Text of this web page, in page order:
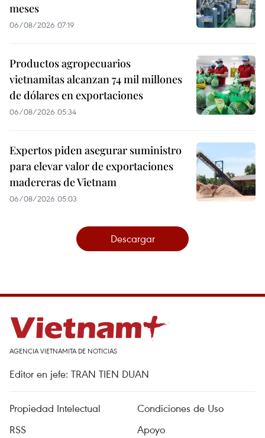
meses
06/08/2026 07:19
Productos agropecuarios
vietnamitas alcanzan 74 mil millones
de dólares en exportaciones
06/08/2026 05:34
Expertos piden asegurar suministro
para elevar valor de exportaciones
madereras de Vietnam
06/08/2026 05:03
Descargar
AGENCIA VIETNAMITA DE NOTICIAS
Editor en jefe: TRAN TIEN DUAN
Propiedad Intelectual
Condiciones de Uso
RSS
Apoyo